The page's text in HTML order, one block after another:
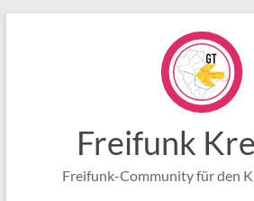
Freifunk
Freifunk-Community für den